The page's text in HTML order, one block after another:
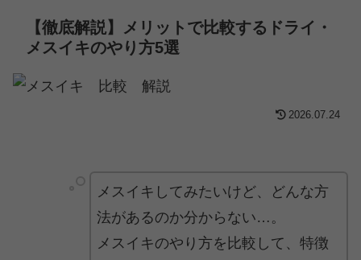
【徹底解説】メリットで比較するドライ・
メスイキのやり方5選
2026.07.24
メスイキしてみたいけど、どんな方
法があるのか分からない…。
メスイキのやり方を比較して、特徴